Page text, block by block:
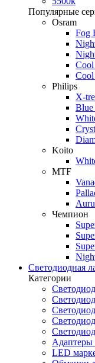
Популярные
Osram
Fog
Cool
Philips
X-
Blue
Koito
MTF
Чемпион
Светодиодная
Категории
Адаптеры
LED